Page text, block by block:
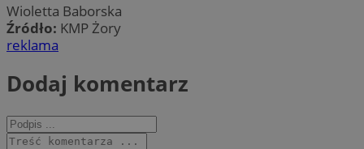
Wioletta Baborska
Źródło: KMP Żory
reklama
Dodaj komentarz